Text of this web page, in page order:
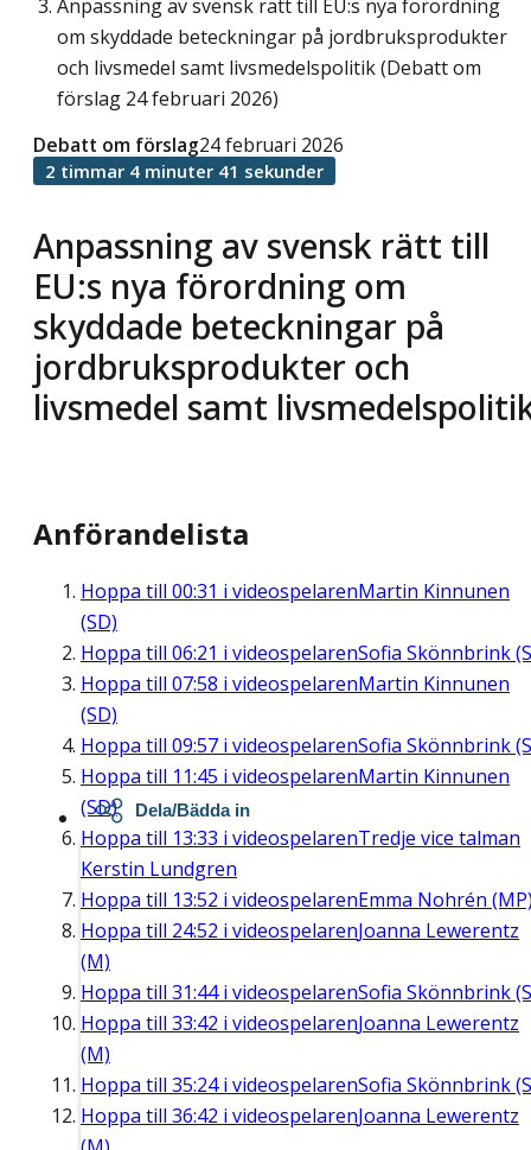
Anpassning av svensk rätt till EU:s nya förordning
om skyddade beteckningar på jordbruksprodukter
och livsmedel samt livsmedelspolitik (Debatt om
förslag 24 februari 2026)
Anpassning av svensk rätt till
EU:s nya förordning om
skyddade beteckningar på
jordbruksprodukter och
livsmedel samt
Debatt om förslag24 februari 2026
2 timmar 4 minuter 41 sekunder
Anförandelista
Hoppa till 00:31 i videospelarenMartin Kinnunen
(SD)
Hoppa till 06:21 i videospelarenSofia Skönnbrink
Hoppa till 07:58 i videospelarenMartin Kinnunen
(SD)
Hoppa till 09:57 i videospelarenSofia Skönnbrink
Hoppa till 11:45 i videospelarenMartin Kinnunen
(SD)
Hoppa till 13:33 i videospelarenTredje vice talman
Kerstin Lundgren
Hoppa till 13:52 i videospelarenEmma Nohrén
Hoppa till 24:52 i videospelarenJoanna Lewerentz
(M)
Hoppa till 31:44i videospelarenSofia Skönnbrink
Hoppa till 33:42 i videospelarenJoanna Lewerentz
(M)
Hoppa till 35:24i videospelarenSofia Skönnbrink
Hoppa till 36:42 i videospelarenJoanna Lewerentz
Dela/Bädda in